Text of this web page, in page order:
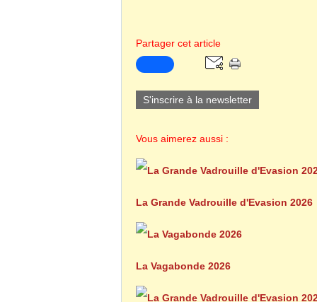
Partager cet article
S'inscrire à la newsletter
Vous aimerez aussi :
La Grande Vadrouille d'Evasion 2026
La Vagabonde 2026